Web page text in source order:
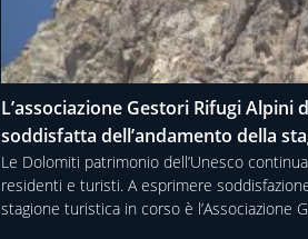
L’associazione Gestori Rifugi Alpini
soddisfatta dell’andamento della
Le Dolomiti patrimonio dell’Unesco
residenti e turisti. A esprimere
stagione turistica in corso è l’Associazione